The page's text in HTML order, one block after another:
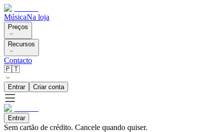
MúsicaNa loja
Preços
Recursos
Contacto
🇵🇹
Entrar Criar conta
Entrar
Sem cartão de crédito. Cancele quando quiser.